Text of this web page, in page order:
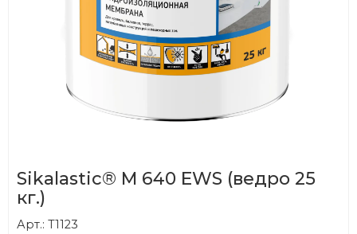
Sikalastic® M 640 EWS (ведро 25
кг.)
Арт.: Т1123